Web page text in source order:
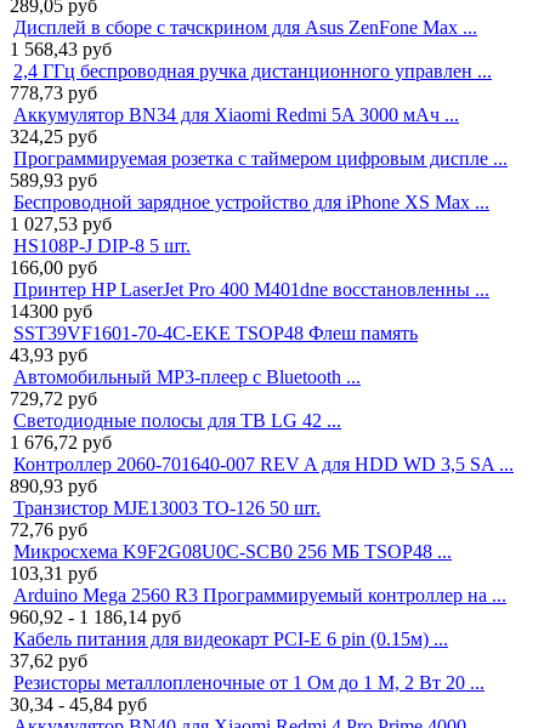
289,05 руб
Дисплей в сборе с тачскрином для Asus ZenFone Max ...
1 568,43 руб
2,4 ГГц беспроводная ручка дистанционного управлен ...
778,73 руб
Аккумулятор BN34 для Xiaomi Redmi 5A 3000 мАч ...
324,25 руб
Программируемая розетка с таймером цифровым диспле ...
589,93 руб
Беспроводной зарядное устройство для iPhone XS Max ...
1 027,53 руб
HS108P-J DIP-8 5 шт.
166,00 руб
Принтер HP LaserJet Pro 400 M401dne восстановленны ...
14300 руб
SST39VF1601-70-4C-EKE TSOP48 Флеш память
43,93 руб
Автомобильный MP3-плеер с Bluetooth ...
729,72 руб
Светодиодные полосы для ТВ LG 42 ...
1 676,72 руб
Контроллер 2060-701640-007 REV A для HDD WD 3,5 SA ...
890,93 руб
Транзистор MJE13003 TO-126 50 шт.
72,76 руб
Микросхема K9F2G08U0C-SCB0 256 МБ TSOP48 ...
103,31 руб
Arduino Mega 2560 R3 Программируемый контроллер на ...
960,92 - 1 186,14 руб
Кабель питания для видеокарт PCI-E 6 pin (0.15м) ...
37,62 руб
Резисторы металлопленочные от 1 Ом до 1 М, 2 Вт 20 ...
30,34 - 45,84 руб